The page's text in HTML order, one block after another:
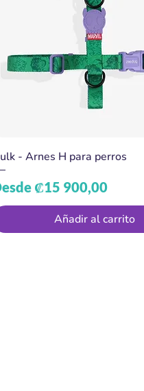
- Arnes H para perros
₡15 900,00
de oferta
Añadir al carrito